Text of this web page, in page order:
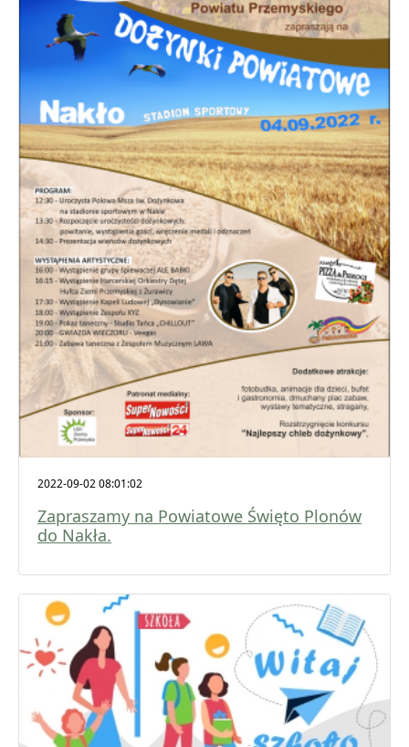
2022-09-02 08:01:02
Zapraszamy na Powiatowe Święto Plonów
do Nakła.